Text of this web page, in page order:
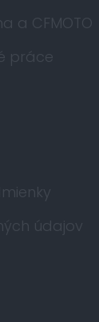
a CFMOTO
práce
údajov